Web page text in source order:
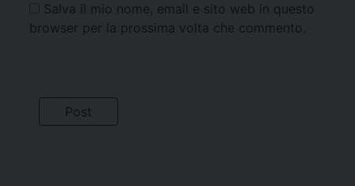
Salva il mio nome, email e sito web in questo
browser per la prossima volta che commento.